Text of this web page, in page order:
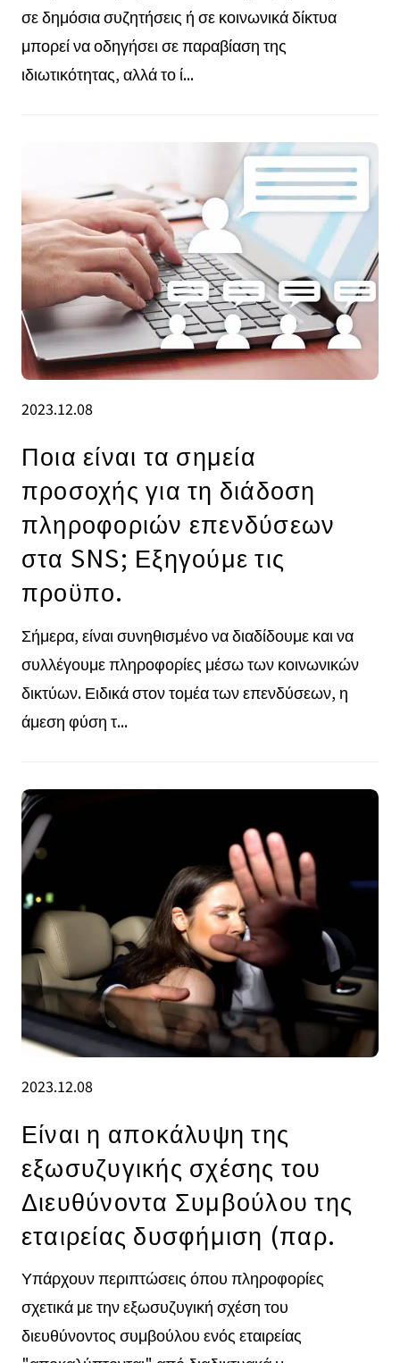
σε δημόσια συζητήσεις ή σε κοινωνικά δίκτυα
μπορεί να οδηγήσει σε παραβίαση της
ιδιωτικότητας, αλλά το ί...
2023.12.08
Ποια είναι τα σημεία
προσοχής για τη διάδοση
πληροφοριών επενδύσεων
στα SNS; Εξηγούμε τις
προϋπο.
Σήμερα, είναι συνηθισμένο να διαδίδουμε και να
συλλέγουμε πληροφορίες μέσω των κοινωνικών
δικτύων. Ειδικά στον τομέα των επενδύσεων, η
άμεση φύση τ...
2023.12.08
Είναι η αποκάλυψη της
εξωσυζυγικής σχέσης του
Διευθύνοντα Συμβούλου της
εταιρείας δυσφήμιση (παρ.
Υπάρχουν περιπτώσεις όπου πληροφορίες
σχετικά με την εξωσυζυγική σχέση του
διευθύνοντος συμβούλου ενός εταιρείας